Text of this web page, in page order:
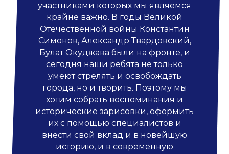
участниками которых мы являемся
крайне важно. В годы Великой
Отечественной войны Константин
Симонов, Александр Твардовский,
Булат Окуджава были на фронте, и
сегодня наши ребята не только
умеют стрелять и освобождать
города, но и творить. Поэтому мы
хотим собрать воспоминания и
исторические зарисовки, оформить
их с помощью специалистов и
внести свой вклад и в новейшую
историю, и в современную